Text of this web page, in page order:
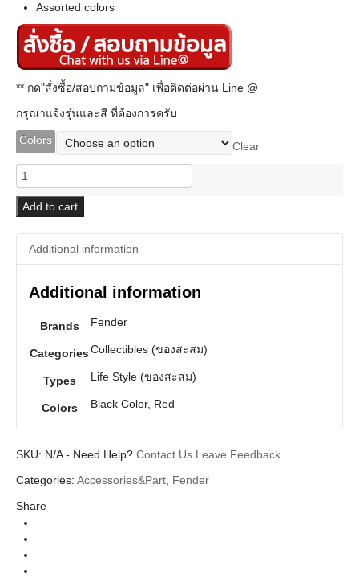
Assorted colors
** กด"สั่งซื้อ/สอบถามข้อมูล" เพื่อติดต่อผ่าน Line @
กรุณาแจ้งรุ่นและสี ที่ต้องการครับ
Colors
Clear
Fender
Bass
Body
Bookends
quantity
Add to cart
Additional information
Additional information
Brands Fender
CategoriesCollectibles (ของสะสม)
Types Life Style (ของสะสม)
Colors Black Color, Red
SKU: N/A- Need Help? Contact Us Leave Feedback
Categories: Accessories&Part, Fender
Share